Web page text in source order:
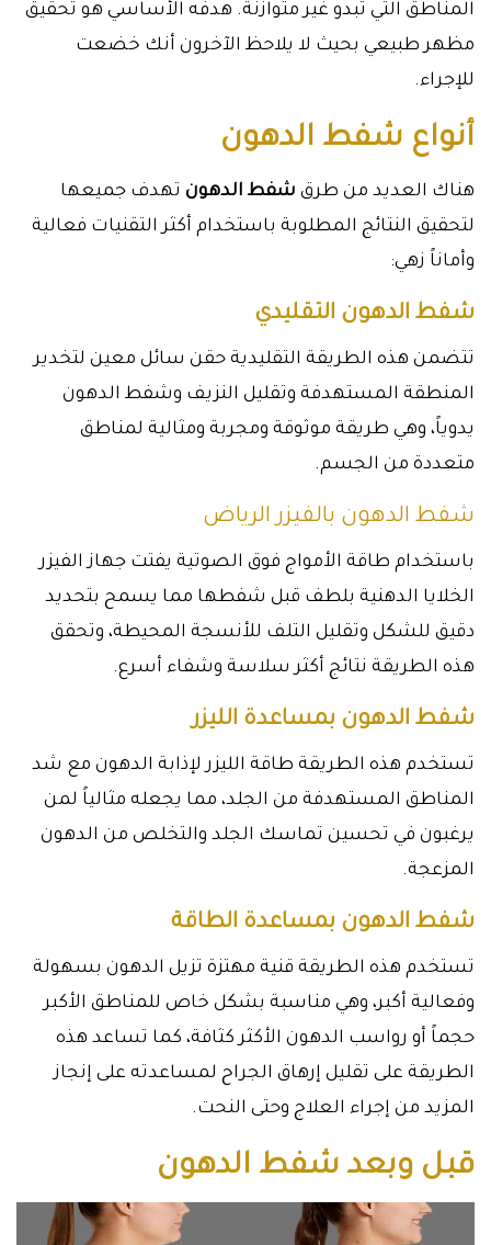
المناطق التي تبدو غير متوازنة. هدفه الأساسي هو تحقيق
مظهر طبيعي بحيث لا يلاحظ الآخرون أنك خضعت
للإجراء.
أنواع شفط الدهون
هناك العديد من طرق شفط الدهون تهدف جميعها
لتحقيق النتائج المطلوبة باستخدام أكثر التقنيات فعالية
وأماناً زهي:
شفط الدهون التقليدي
تتضمن هذه الطريقة التقليدية حقن سائل معين لتخدير
المنطقة المستهدفة وتقليل النزيف وشفط الدهون
يدوياً، وهي طريقة موثوقة ومجربة ومثالية لمناطق
متعددة من الجسم.
شفط الدهون بالفيزر الرياض
باستخدام طاقة الأمواج فوق الصوتية يفتت جهاز الفيزر
الخلايا الدهنية بلطف قبل شفطها مما يسمح بتحديد
دقيق للشكل وتقليل التلف للأنسجة المحيطة، وتحقق
هذه الطريقة نتائج أكثر سلاسة وشفاء أسرع.
شفط الدهون بمساعدة الليزر
تستخدم هذه الطريقة طاقة الليزر لإذابة الدهون مع شد
المناطق المستهدفة من الجلد، مما يجعله مثالياً لمن
يرغبون في تحسين تماسك الجلد والتخلص من الدهون
المزعجة.
شفط الدهون بمساعدة الطاقة
تستخدم هذه الطريقة قنية مهتزة تزيل الدهون بسهولة
وفعالية أكبر، وهي مناسبة بشكل خاص للمناطق الأكبر
حجماً أو رواسب الدهون الأكثر كثافة، كما تساعد هذه
الطريقة على تقليل إرهاق الجراح لمساعدته على إنجاز
المزيد من إجراء العلاج وحتى النحت.
قبل وبعد شفط الدهون